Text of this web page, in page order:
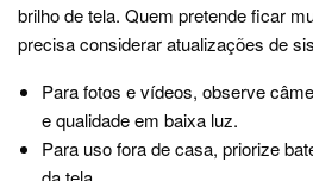
brilho de tela. Quem pretende ficar
precisa considerar atualizações de
Para fotos e vídeos, observe
e qualidade em baixa luz.
Para uso fora de casa, priorize